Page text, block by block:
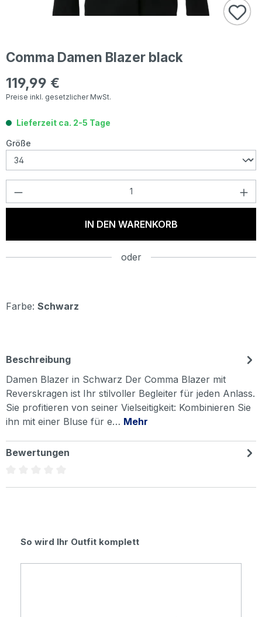
Comma Damen Blazer black
Regulärer Preis:
119,99 €
Preise inkl. gesetzlicher MwSt.
Lieferzeit ca. 2-5 Tage
Größe
Produkt Anzahl: Gib den gewünschten
IN DEN WARENKORB
oder
Farbe: Schwarz
Beschreibung
Damen Blazer in Schwarz Der Comma Blazer mit
Reverskragen ist Ihr stilvoller Begleiter für jeden Anlass.
Sie profitieren von seiner Vielseitigkeit: Kombinieren Sie
ihn mit einer Bluse für e… Mehr
Bewertungen
Produktgalerie überspringen
So wird Ihr Outfit komplett